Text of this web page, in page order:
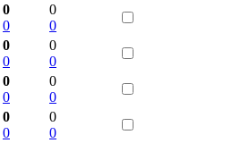
0
0
0
0
0
0
0
0
0
0
0
0
0
0
0
0